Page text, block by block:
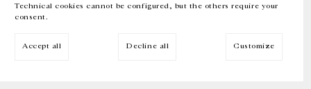
Technical cookies cannot be configured, but the others require your
consent.
Accept all Decline all Customize
Inscrivez-vous à notre newsletter